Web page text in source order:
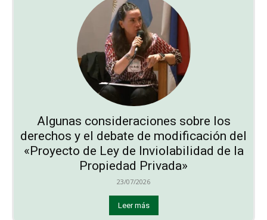
Algunas consideraciones sobre los
derechos y el debate de modificación del
«Proyecto de Ley de Inviolabilidad de la
Propiedad Privada»
23/07/2026
Leer más